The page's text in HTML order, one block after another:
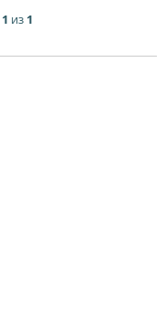
1 из 1